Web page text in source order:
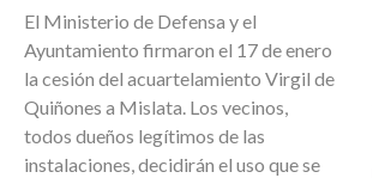
El Ministerio de Defensa y el
Ayuntamiento firmaron el 17 de enero
la cesión del acuartelamiento Virgil de
Quiñones a Mislata. Los vecinos,
todos dueños legítimos de las
instalaciones, decidirán el uso que se